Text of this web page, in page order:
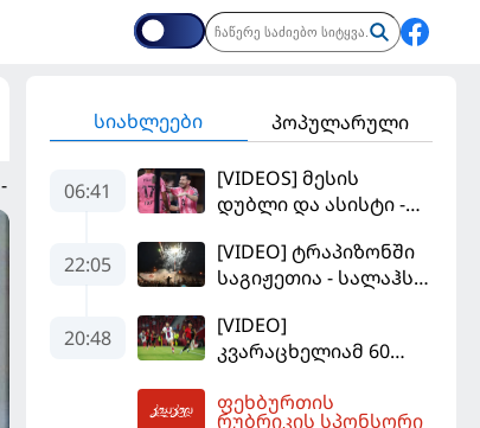
-
სიახლეები პოპულარული
06:41
[VIDEOS] მესის
დუბლი და ასისტი -
"სან ლუისს" მოუგო
22:05
[VIDEO] ტრაპიზონში
საგიჟეთია - სალაჰს
დახვდა
20:48
[VIDEO]
კვარაცხელიამ 60
სეზონის პირველ
ფეხბურთის
რუბრიკის სპონსორი